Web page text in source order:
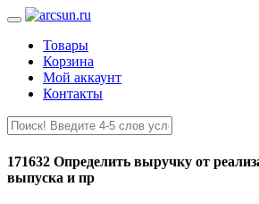
Товары
Корзина
Мой аккаунт
Контакты
171632 Определить выручку от
выпуска и пр